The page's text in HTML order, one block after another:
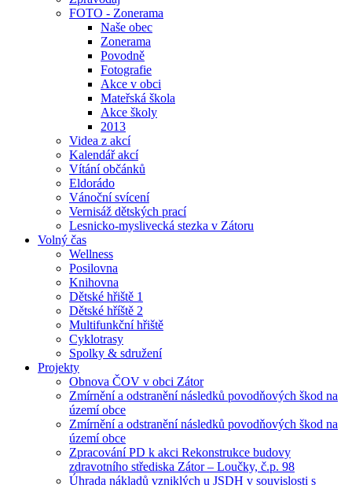
FOTO - Zonerama
Naše obec
Zonerama
Povodně
Fotografie
Akce v obci
Mateřská škola
Akce školy
2013
Videa z akcí
Kalendář akcí
Vítání občánků
Eldorádo
Vánoční svícení
Vernisáž dětských prací
Lesnicko-myslivecká stezka v Zátoru
Volný čas
Wellness
Posilovna
Knihovna
Dětské hřiště 1
Dětské hříště 2
Multifunkční hřiště
Cyklotrasy
Spolky & sdružení
Projekty
Obnova ČOV v obci Zátor
Zmírnění a odstranění následků povodňových škod na
území obce
Zmírnění a odstranění následků povodňových škod na
území obce
Zpracování PD k akci Rekonstrukce budovy
zdravotního střediska Zátor – Loučky, č.p. 98
Úhrada nákladů vzniklých u JSDH v souvislosti s